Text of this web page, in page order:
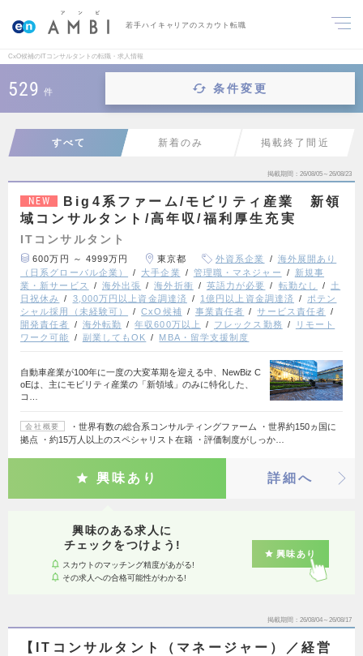
若手ハイキャリアのスカウト転職
CxO候補のITコンサルタントの転職・求人情報
529 件 条件変更
すべて 新着のみ 掲載終了間近
掲載期間 26/08/05～26/08/23
NEW
Big4系ファーム/モビリティ産業 新領
域コンサルタント/高年収/福利厚生充実
ITコンサルタント
600万円 ～ 4999万円 東京都 外資系企業
海外展開あり
（日系グローバル企業）
大手企業 管理職・マネジャー
新規事
業・新サービス
海外出張 海外折衝 英語力が必要 転勤なし
土
日祝休み
3,000万円以上資金調達済 1億円以上資金調達済
ポテン
シャル採用（未経験可）
CxO候補 事業責任者
サービス責任者
開発責任者
海外転勤 年収600万以上 フレックス勤務
リモート
ワーク可能
副業してもOK MBA・留学支援制度
自動車産業が100年に一度の大変革期を迎える中、NewBiz C
oEは、主にモビリティ産業の「新領域」のみに特化した、
コ…
会社概要
・世界有数の総合系コンサルティングファーム ・世界約150ヵ国に
拠点 ・約15万人以上のスペシャリスト在籍 ・評価制度がしっか…
興味あり 詳細へ
興味のある求人に
チェックをつけよう!
スカウトのマッチング精度があがる!
その求人への合格可能性がわかる!
興味あり
掲載期間 26/08/04～26/08/17
【ITコンサルタント（マネージャー）／経営